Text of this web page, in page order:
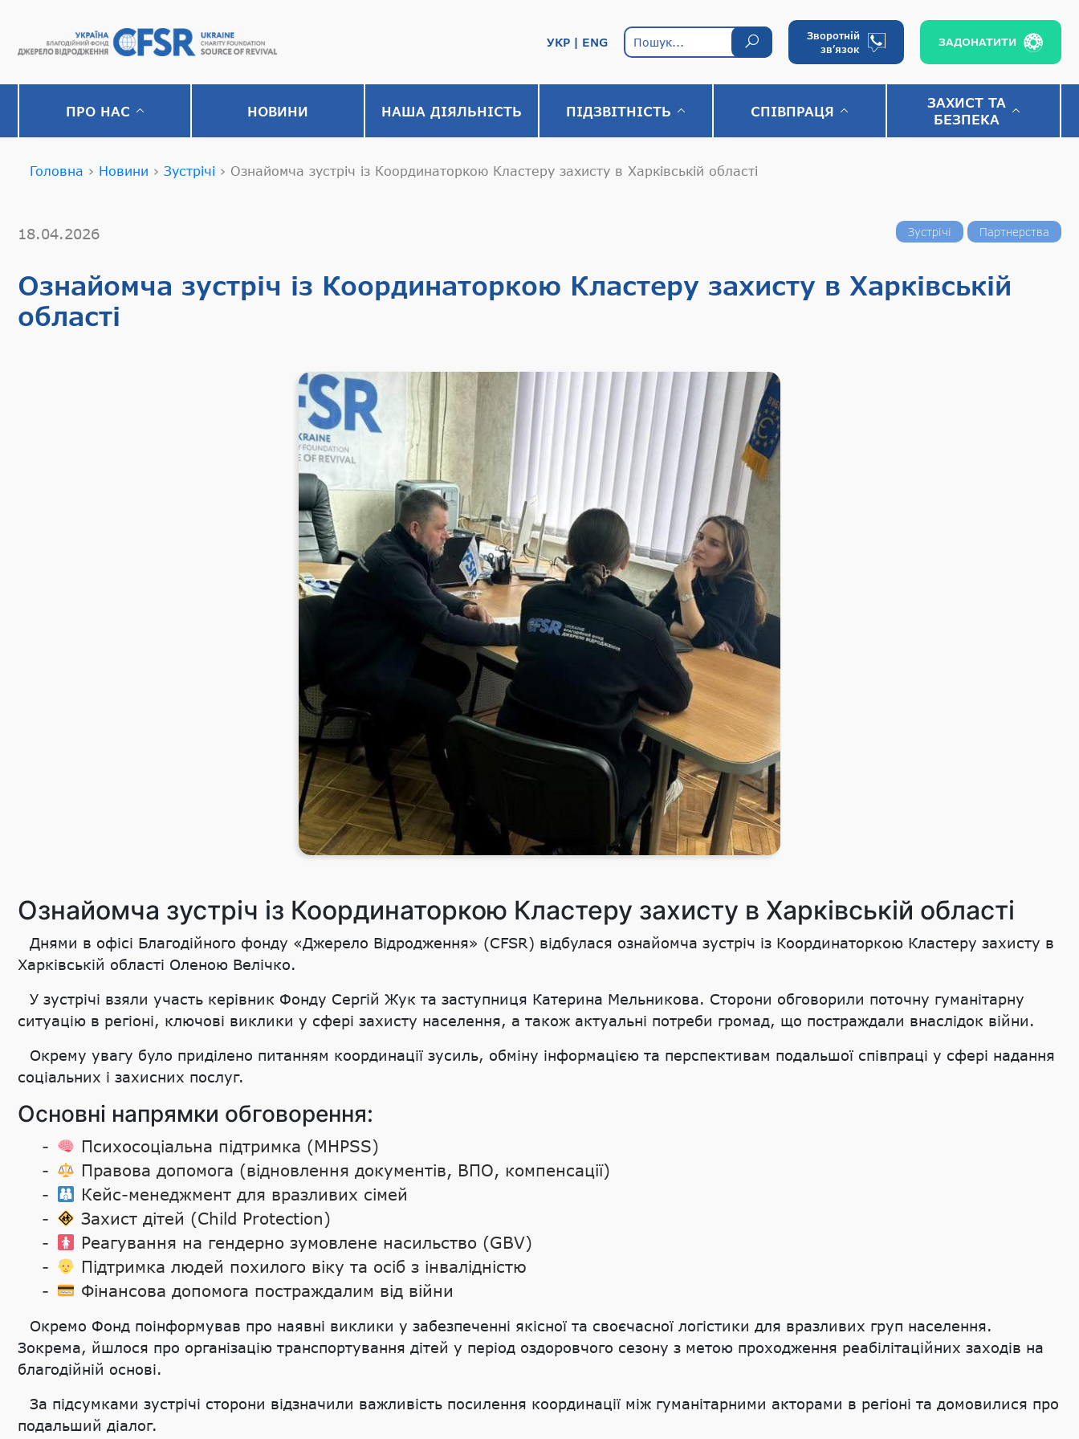
УКР ENG
Зворотній
зв’язок
ЗАДОНАТИТИ
ПРО НАС НОВИНИ НАША ДІЯЛЬНІСТЬ ПІДЗВІТНІСТЬ СПІВПРАЦЯ
ЗАХИСТ ТА
БЕЗПЕКА
Головна › Новини › Зустрічі › Ознайомча зустріч із Координаторкою Кластеру захисту в Харківській області
18.04.2026 Зустрічі Партнерства
Ознайомча зустріч із Координаторкою Кластеру захисту в Харківській
області
Ознайомча зустріч із Координаторкою Кластеру захисту в Харківській області
Днями в офісі Благодійного фонду «Джерело Відродження» (CFSR) відбулася ознайомча зустріч із Координаторкою Кластеру захисту в
Харківській області Оленою Велічко.
У зустрічі взяли участь керівник Фонду Сергій Жук та заступниця Катерина Мельникова. Сторони обговорили поточну гуманітарну
ситуацію в регіоні, ключові виклики у сфері захисту населення, а також актуальні потреби громад, що постраждали внаслідок війни.
Окрему увагу було приділено питанням координації зусиль, обміну інформацією та перспективам подальшої співпраці у сфері надання
соціальних і захисних послуг.
Основні напрямки обговорення:
Психосоціальна підтримка (MHPSS)
Правова допомога (відновлення документів, ВПО, компенсації)
Кейс-менеджмент для вразливих сімей
Захист дітей (Child Protection)
Реагування на гендерно зумовлене насильство (GBV)
Підтримка людей похилого віку та осіб з інвалідністю
Фінансова допомога постраждалим від війни
Окремо Фонд поінформував про наявні виклики у забезпеченні якісної та своєчасної логістики для вразливих груп населення.
Зокрема, йшлося про організацію транспортування дітей у період оздоровчого сезону з метою проходження реабілітаційних заходів на
благодійній основі.
За підсумками зустрічі сторони відзначили важливість посилення координації між гуманітарними акторами в регіоні та домовилися про
подальший діалог.